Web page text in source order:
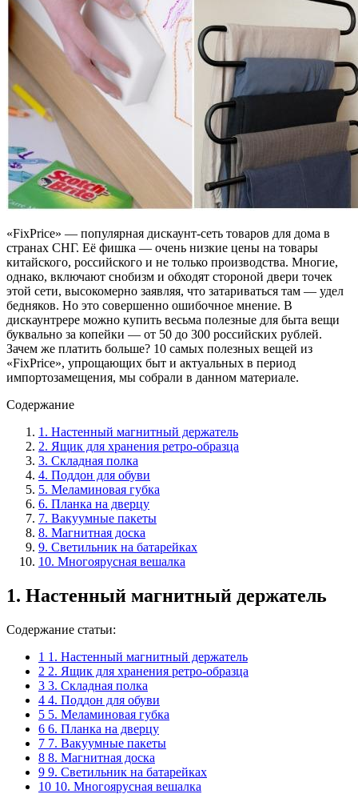
«FixPrice» — популярная дискаунт-сеть товаров для дома в
странах СНГ. Её фишка — очень низкие цены на товары
китайского, российского и не только производства. Многие,
однако, включают снобизм и обходят стороной двери точек
этой сети, высокомерно заявляя, что затариваться там — удел
бедняков. Но это совершенно ошибочное мнение. В
дискаунтрере можно купить весьма полезные для быта вещи
буквально за копейки — от 50 до 300 российских рублей.
Зачем же платить больше? 10 самых полезных вещей из
«FixPrice», упрощающих быт и актуальных в период
импортозамещения, мы собрали в данном материале.
Содержание
1. Настенный магнитный держатель
2. Ящик для хранения ретро-образца
3. Складная полка
4. Поддон для обуви
5. Меламиновая губка
6. Планка на дверцу
7. Вакуумные пакеты
8. Магнитная доска
9. Светильник на батарейках
10. Многоярусная вешалка
1. Настенный магнитный держатель
Содержание статьи:
1 1. Настенный магнитный держатель
2 2. Ящик для хранения ретро-образца
3 3. Складная полка
4 4. Поддон для обуви
5 5. Меламиновая губка
6 6. Планка на дверцу
7 7. Вакуумные пакеты
8 8. Магнитная доска
9 9. Светильник на батарейках
10 10. Многоярусная вешалка